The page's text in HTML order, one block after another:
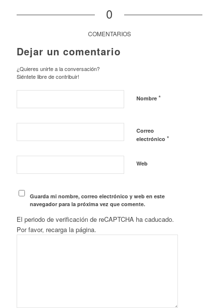
0
COMENTARIOS
Dejar un comentario
¿Quieres unirte a la conversación?
Siéntete libre de contribuir!
Nombre *
Correo
electrónico *
Web
Guarda mi nombre, correo electrónico y web en este
navegador para la próxima vez que comente.
El periodo de verificación de reCAPTCHA ha caducado.
Por favor, recarga la página.